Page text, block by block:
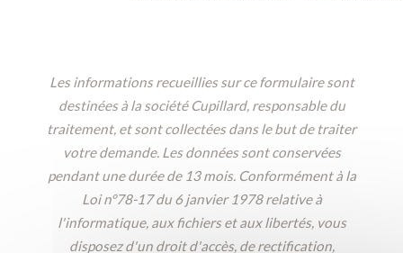
Les informations recueillies sur ce formulaire sont
destinées à la société Cupillard, responsable du
traitement, et sont collectées dans le but de traiter
votre demande. Les données sont conservées
pendant une durée de 13 mois. Conformément à la
Loi n°78-17 du 6 janvier 1978 relative à
l'informatique, aux fichiers et aux libertés, vous
disposez d'un droit d'accès, de rectification,